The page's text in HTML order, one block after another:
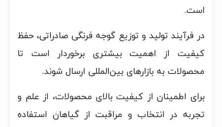
است.
در فرآیند تولید و توزیع گوجه فرنگی صادراتی، حفظ
کیفیت از اهمیت بیشتری برخوردار است تا
محصولات به بازارهای بین‌المللی ارسال شوند.
برای اطمینان از کیفیت بالای محصولات، از علم و
تجربه در انتخاب و مراقبت از گیاهان استفاده